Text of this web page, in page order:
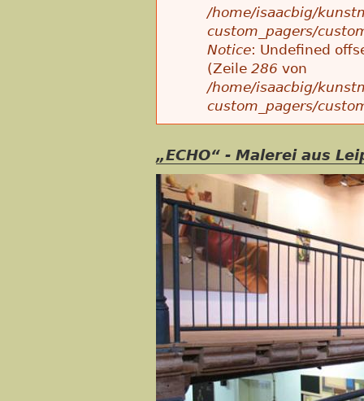
/home/isaacbig/
custom_pagers/
Notice: Undefined
(Zeile 286 von
/home/isaacbig/
custom_pagers/
„ECHO“ - Malerei aus